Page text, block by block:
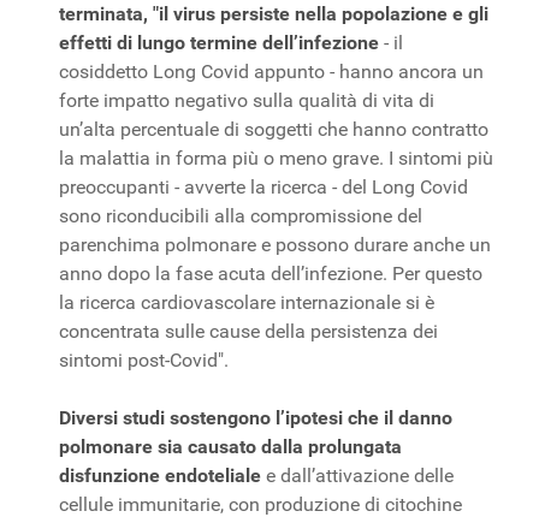
terminata, "il virus persiste nella popolazione e gli
effetti di lungo termine dell’infezione - il
cosiddetto Long Covid appunto - hanno ancora un
forte impatto negativo sulla qualità di vita di
un’alta percentuale di soggetti che hanno contratto
la malattia in forma più o meno grave. I sintomi più
preoccupanti - avverte la ricerca - del Long Covid
sono riconducibili alla compromissione del
parenchima polmonare e possono durare anche un
anno dopo la fase acuta dell’infezione. Per questo
la ricerca cardiovascolare internazionale si è
concentrata sulle cause della persistenza dei
sintomi post-Covid".
Diversi studi sostengono l’ipotesi che il danno
polmonare sia causato dalla prolungata
disfunzione endoteliale e dall’attivazione delle
cellule immunitarie, con produzione di citochine